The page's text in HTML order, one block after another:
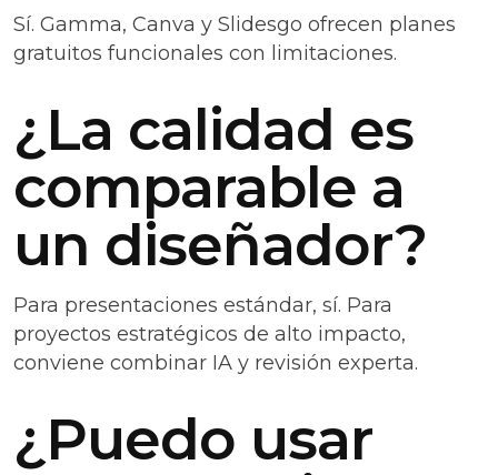
Sí. Gamma, Canva y Slidesgo ofrecen planes
gratuitos funcionales con limitaciones.
¿La calidad es
comparable a
un diseñador?
Para presentaciones estándar, sí. Para
proyectos estratégicos de alto impacto,
conviene combinar IA y revisión experta.
¿Puedo usar